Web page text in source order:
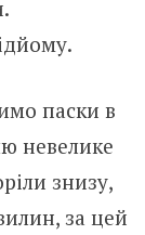
паски в
невелике
знизу,
за цей